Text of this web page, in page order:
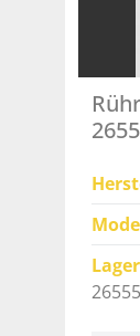
26555